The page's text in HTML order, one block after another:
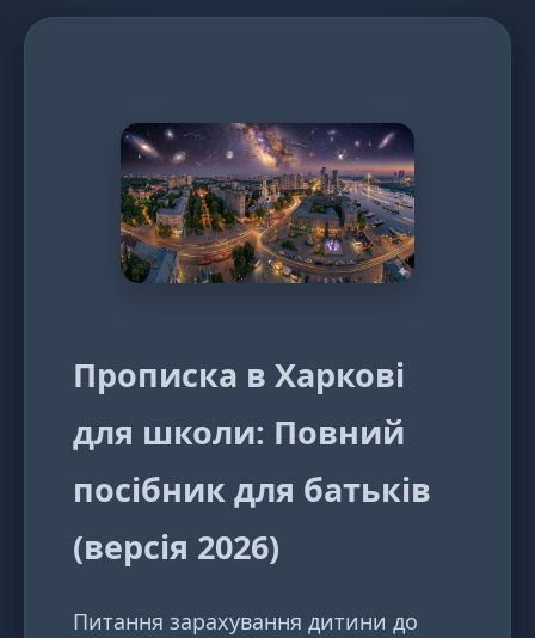
Прописка в Харкові
для школи: Повний
посібник для батьків
(версія 2026)
Питання зарахування дитини до